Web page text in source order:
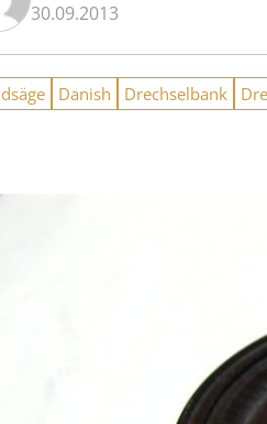
30.09.2013
Danish Drechselbank